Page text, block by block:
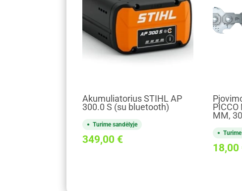
Akumuliatorius STIHL AP
300.0 S (su bluetooth)
Turime sandėlyje
349,00 €
PICCO
MM,
18,00